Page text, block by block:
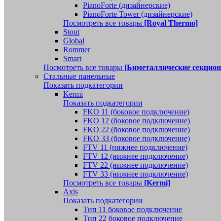
PianoForte (дизайнерские)
PianoForte Tower (дизайнерские)
Посмотреть все товары [Royal Thermo]
Stout
Global
Rommer
Smart
Посмотреть все товары [Биметаллические
Стальные панельные
Показать подкатегории
Kermi
Показать подкатегории
FKO 11 (боковое подключение)
FKO 12 (боковое подключение)
FKO 22 (боковое подключение)
FKO 33 (боковое подключение)
FTV 11 (нижнее подключение)
FTV 12 (нижнее подключение)
FTV 22 (нижнее подключение)
FTV 33 (нижнее подключение)
Посмотреть все товары [Kermi]
Axis
Показать подкатегории
Тип 11 боковое подключение
Тип 22 боковое подключение